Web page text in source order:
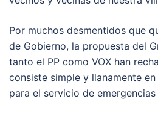
Por muchos desmentidos que
de Gobierno, la propuesta del
tanto el PP como VOX han
consiste simple y llanamente
para el servicio de emergencias